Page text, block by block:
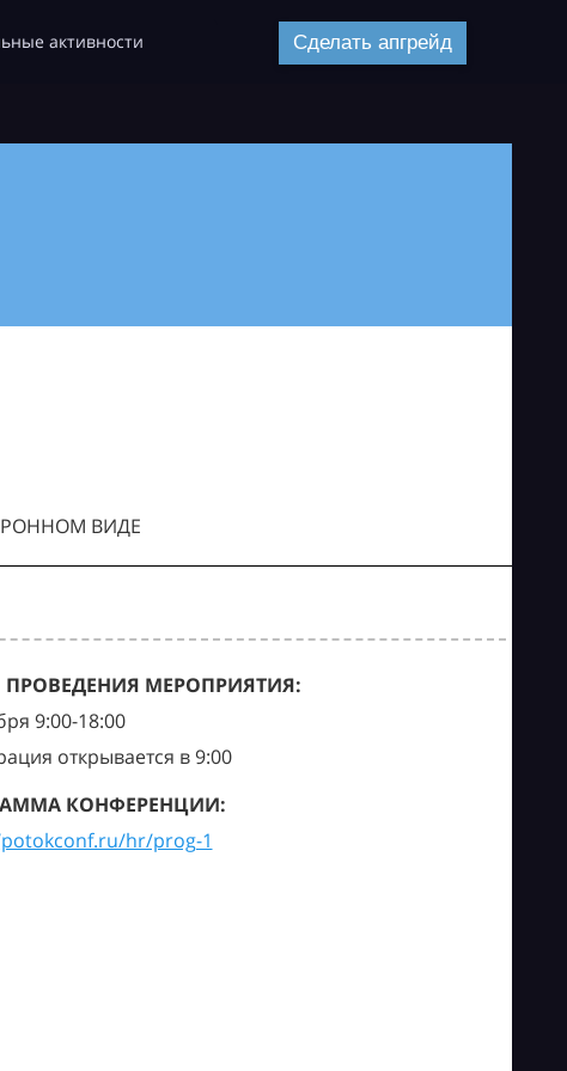
активности Сделать апгрейд
ВИДЕ
ПРОВЕДЕНИЯ МЕРОПРИЯТИЯ:
9:00-18:00
открывается в 9:00
КОНФЕРЕНЦИИ:
hr/prog-1